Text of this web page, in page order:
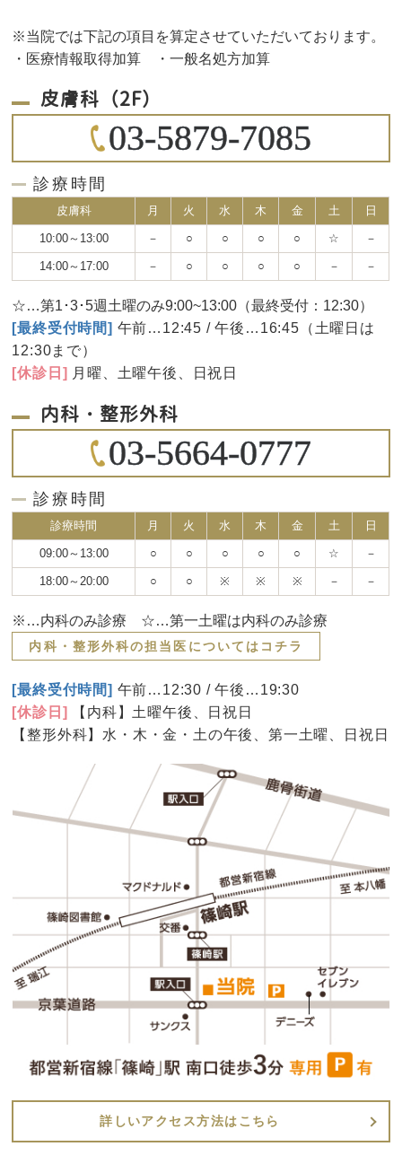
※当院では下記の項目を算定させていただいております。
・医療情報取得加算 ・一般名処方加算
皮膚科（2F）
03-5879-7085
診療時間
皮膚科 月 火 水 木 金 土 日
10:00～13:00 － ○ ○ ○ ○ ☆ －
14:00～17:00 － ○ ○ ○ ○ － －
☆…第1･3･5週土曜のみ9:00~13:00（最終受付：12:30）
[最終受付時間] 午前…12:45 / 午後…16:45（土曜日は
12:30まで）
[休診日] 月曜、土曜午後、日祝日
内科・整形外科
03-5664-0777
診療時間
診療時間 月 火 水 木 金 土 日
09:00～13:00 ○ ○ ○ ○ ○ ☆ －
18:00～20:00 ○ ○ ※ ※ ※ － －
※…内科のみ診療 ☆…第一土曜は内科のみ診療
内科・整形外科の担当医についてはコチラ
[最終受付時間] 午前…12:30 / 午後…19:30
[休診日]
【内科】土曜午後、日祝日
【整形外科】水・木・金・土の午後、第一土曜、日祝日
詳しいアクセス方法はこちら